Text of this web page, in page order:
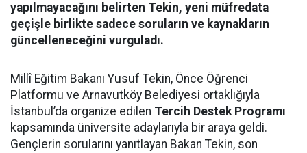
yapılmayacağını belirten Tekin, yeni müfredata
geçişle birlikte sadece soruların ve kaynakların
güncelleneceğini vurguladı.
Millî Eğitim Bakanı Yusuf Tekin, Önce Öğrenci
Platformu ve Arnavutköy Belediyesi ortaklığıyla
İstanbul’da organize edilen Tercih Destek Programı
kapsamında üniversite adaylarıyla bir araya geldi.
Gençlerin sorularını yanıtlayan Bakan Tekin, son